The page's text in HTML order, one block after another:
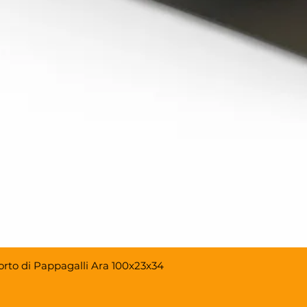
di Pappagalli Ara 100x23x34